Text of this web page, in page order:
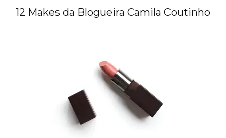
12 Makes da Blogueira Camila Coutinho